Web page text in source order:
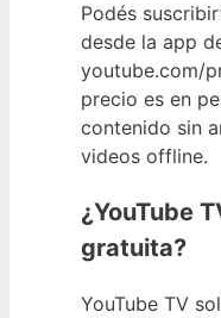
Podés
desde la app
youtube.com/
precio es en
contenido sin
videos offline.
¿YouTube
gratuita?
YouTube TV